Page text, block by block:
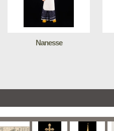
Nanesse